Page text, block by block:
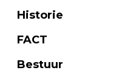
Historie
FACT
Bestuur